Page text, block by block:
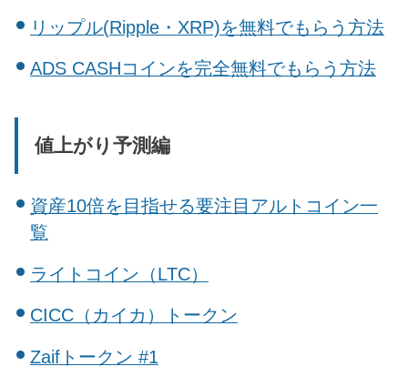
リップル(Ripple・XRP)を無料でもらう方法
ADS CASHコインを完全無料でもらう方法
値上がり予測編
資産10倍を目指せる要注目アルトコイン一
覧
ライトコイン（LTC）
CICC（カイカ）トークン
Zaifトークン #1